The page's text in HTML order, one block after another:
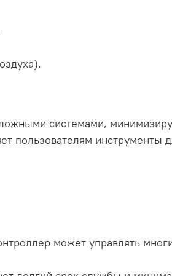
системами,
пользователям инструменты
может управлять